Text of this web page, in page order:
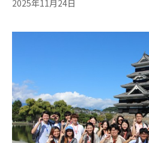
2025年11月24日